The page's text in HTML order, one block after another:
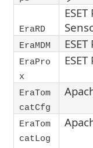
EraRD
EraMDM
EraPro
x
EraTom
catCfg
EraTom
catLog